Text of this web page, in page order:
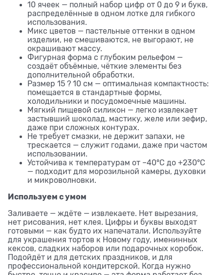
10 ячеек — полный набор цифр от 0 до 9 и букв,
распределённые в одном лотке для гибкого
использования.
Микс цветов — пастельные оттенки в одном
изделии, не смешиваются, не выгорают, не
окрашивают массу.
Фигурная форма с глубоким рельефом —
создаёт объёмные, чёткие элементы без
дополнительной обработки.
Размер 15 ? 10 см — оптимальная компактность:
помещается в стандартные формы,
холодильники и посудомоечные машины.
Мягкий пищевой силикон — легко извлекает
застывший шоколад, мастику, желе или зефир,
даже при сложных контурах.
Не требует смазки, не держит запахи, не
трескается — служит годами, даже при частом
использовании.
Устойчива к температурам от –40°C до +230°C
— подходит для морозильной камеры, духовки
и микроволновки.
Используем с умом
Заливаете — ждёте — извлекаете. Нет вырезания,
нет рисования, нет клея. Цифры и буквы выходят
готовыми — как будто их напечатали. Используйте
для украшения тортов к Новому году, именинных
кексов, сладких наборов или подарочных коробок.
Подойдёт и для детских праздников, и для
профессиональной кондитерской. Когда нужно